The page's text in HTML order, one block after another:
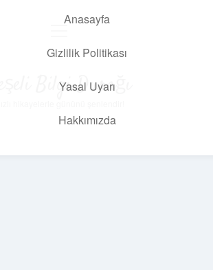
Anasayfa
Gizlilik Politikası
Yasal Uyarı
Hakkımızda
Neşeli Bilgi Durağı